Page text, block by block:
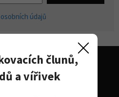
údajů
člunů,
a vířivek